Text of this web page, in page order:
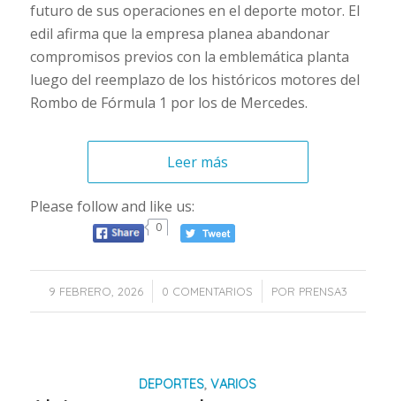
futuro de sus operaciones en el deporte motor. El
edil afirma que la empresa planea abandonar
compromisos previos con la emblemática planta
luego del reemplazo de los históricos motores del
Rombo de Fórmula 1 por los de Mercedes.
Leer más
Please follow and like us:
0
9 FEBRERO, 2026
/ 0 COMENTARIOS
/ POR PRENSA3
DEPORTES,VARIOS